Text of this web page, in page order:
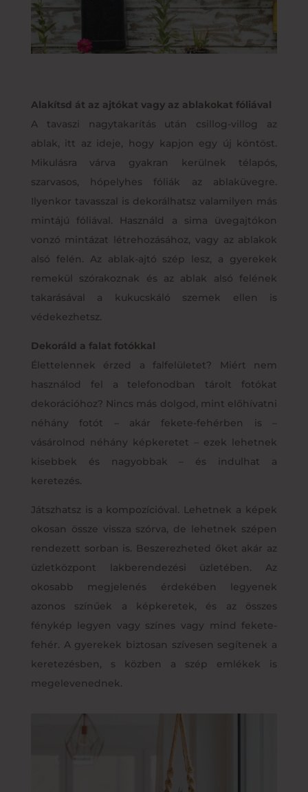
Alakítsd át az ajtókat vagy az ablakokat fóliával
A tavaszi nagytakarítás után csillog-villog az
ablak, itt az ideje, hogy kapjon egy új köntöst.
Mikulásra várva gyakran kerülnek télapós,
szarvasos, hópelyhes fóliák az ablaküvegre.
Ilyenkor tavasszal is dekorálhatsz valamilyen más
mintájú fóliával. Használd a sima üvegajtókon
vonzó mintázat létrehozásához, vagy az ablakok
alsó felén. Az ablak-ajtó szép lesz, a gyerekek
remekül szórakoznak és az ablak alsó felének
takarásával a kukucskáló szemek ellen is
védekezhetsz.
Dekoráld a falat fotókkal
Élettelennek érzed a falfelületet? Miért nem
használod fel a telefonodban tárolt fotókat
dekorációhoz? Nincs más dolgod, mint előhívatni
néhány fotót – akár fekete-fehérben is –
vásárolnod néhány képkeretet – ezek lehetnek
kisebbek és nagyobbak – és indulhat a
keretezés.
Játszhatsz is a kompozícióval. Lehetnek a képek
okosan össze vissza szórva, de lehetnek szépen
rendezett sorban is. Beszerezheted őket akár az
üzletközpont lakberendezési üzletében. Az
okosabb megjelenés érdekében legyenek
azonos színűek a képkeretek, és az összes
fénykép legyen vagy színes vagy mind fekete-
fehér. A gyerekek biztosan szívesen segítenek a
keretezésben, s közben a szép emlékek is
megelevenednek.